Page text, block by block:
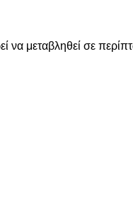
να μεταβληθεί σε